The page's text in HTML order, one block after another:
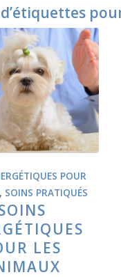
POUR
SOINS PRATIQUÉS
LES